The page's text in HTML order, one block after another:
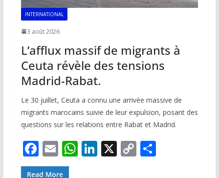
INTERNATIONAL
3 août 2026
L’afflux massif de migrants à
Ceuta révèle des tensions
Madrid-Rabat.
Le 30 juillet, Ceuta a connu une arrivée massive de
migrants marocains suivie de leur expulsion, posant des
questions sur les relations entre Rabat et Madrid.
F
ac
E
m
W Li X C P
Read More